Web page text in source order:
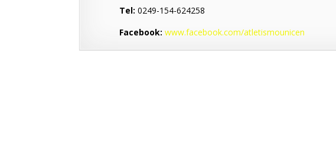
Tel: 0249-154-624258
Facebook: www.facebook.com/atletismounicen